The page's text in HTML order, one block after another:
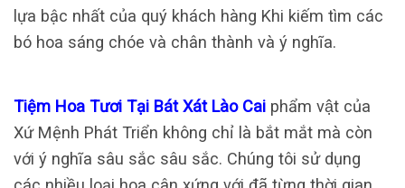
lựa bậc nhất của quý khách hàng Khi kiếm tìm các
bó hoa sáng chóe và chân thành và ý nghĩa.
Tiệm Hoa Tươi Tại Bát Xát Lào Cai phẩm vật của
Xứ Mệnh Phát Triển không chỉ là bắt mắt mà còn
với ý nghĩa sâu sắc sâu sắc. Chúng tôi sử dụng